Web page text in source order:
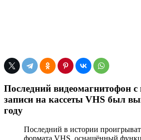
Последний видеомагнитофон
записи на кассеты VHS был
году
Последний в истории